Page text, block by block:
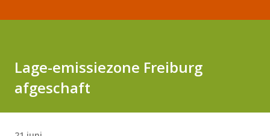
Lage-emissiezone Freiburg
afgeschaft